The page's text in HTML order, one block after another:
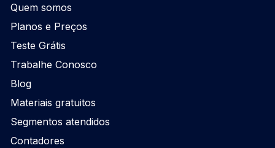
Quem somos
Planos e Preços
Teste Grátis
Trabalhe Conosco
Blog
Materiais gratuitos
Segmentos atendidos
Contadores